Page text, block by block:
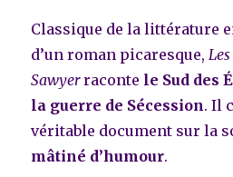
Classique de la littérature
d’un roman picaresque,
Sawyerraconte le Sud des
la guerre de Sécession. Il
véritable document sur la
mâtiné d’humour.